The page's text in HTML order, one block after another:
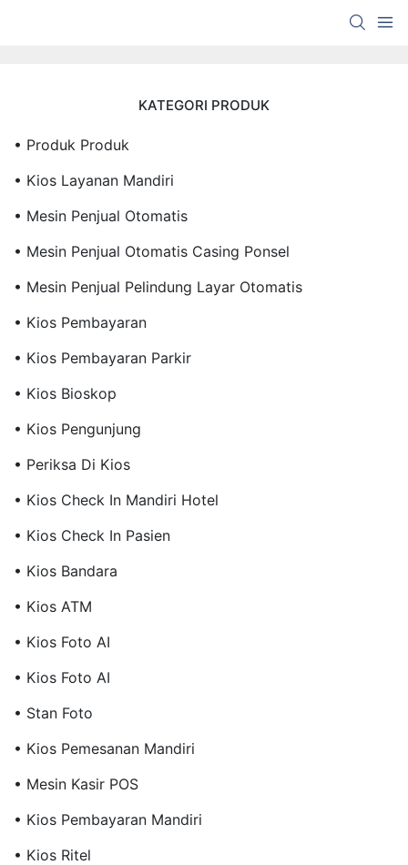
KATEGORI PRODUK
• Produk Produk
• Kios Layanan Mandiri
• Mesin Penjual Otomatis
• Mesin Penjual Otomatis Casing Ponsel
• Mesin Penjual Pelindung Layar Otomatis
• Kios Pembayaran
• Kios Pembayaran Parkir
• Kios Bioskop
• Kios Pengunjung
• Periksa Di Kios
• Kios Check In Mandiri Hotel
• Kios Check In Pasien
• Kios Bandara
• Kios ATM
• Kios Foto AI
• Kios Foto AI
• Stan Foto
• Kios Pemesanan Mandiri
• Mesin Kasir POS
• Kios Pembayaran Mandiri
• Kios Ritel